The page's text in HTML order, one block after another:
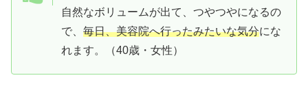
自然なボリュームが出て、つやつやになるの
で、 毎日、美容院へ行ったみたいな気分にな
れます。（40歳・女性）